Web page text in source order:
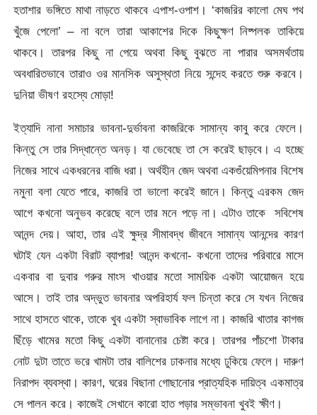
হতাশার ভঙ্গিতে মাথা নাড়তে থাকবে এপাশ-ওপাশ। ‘কাজরির কালো মেঘ পথ
খুঁজে পেলো’ – না বলে তারা আকাশের দিকে কিছুক্ষণ নিষ্পলক তাকিয়ে
থাকবে। তারপর কিছু না পেয়ে অথবা কিছু বুঝতে না পারার অসমর্থতায়
অবধারিতভাবে তারাও ওর মানসিক অসুস্থতা নিয়ে সন্দেহ করতে শুরু করবে।
দুনিয়া ভীষণ রহস্যে মোড়া!
ইত্যাদি নানা সমাচার ভাবনা-দুর্ভাবনা কাজরিকে সামান্য কাবু করে ফেলে।
কিন্তু সে তার সিদ্ধান্তে অনড়। যা ভেবেছে তা সে করেই ছাড়বে। এ হচ্ছে
নিজের সাথে একধরনের বাজি ধরা। অর্থহীন জেদ অথবা একগুঁয়েমিপনার বিশেষ
নমুনা বলা যেতে পারে, কাজরি তা ভালো করেই জানে। কিন্তু এরকম জেদ
আগে কখনো অনুভব করেছে বলে তার মনে পড়ে না। এটাও তাকে সবিশেষ
আনন্দ দেয়। আহা, তার এই ক্ষুদ্র সীমাবদ্ধ জীবনে সামান্য আনন্দের কারণ
ঘটাই যেন একটা বিরাট ব্যাপার! আনন্দ কখনো- কখনো তাদের পরিবারে মাসে
একবার বা দুবার গরুর মাংস খাওয়ার মতো সাময়িক একটা আয়োজন হয়ে
আসে। তাই তার অদ্ভুত ভাবনার অপরিহার্য ফল চিন্তা করে সে যখন নিজের
সাথে হাসতে থাকে, তাকে খুব একটা স্বাভাবিক লাগে না। কাজরি খাতার কাগজ
ছিঁড়ে খামের মতো কিছু একটা বানানোর চেষ্টা করে। তারপর পাঁচশো টাকার
নোট দুটা তাতে ভরে খামটা তার বালিশের ঢাকনার মধ্যে ঢুকিয়ে ফেলে। দারুণ
নিরাপদ ব্যবস্থা। কারণ, ঘরের বিছানা গোছানোর প্রাত্যহিক দায়িত্ব একমাত্র
সে পালন করে। কাজেই সেখানে কারো হাত পড়ার সম্ভাবনা খুবই ক্ষীণ।